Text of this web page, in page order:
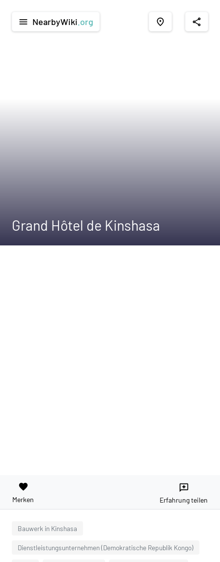
menu NearbyWiki .org place share
Grand Hôtel de Kinshasa
favorite
Merken
reviews
Erfahrung teilen
Bauwerk in Kinshasa
Dienstleistungsunternehmen (Demokratische Republik Kongo)